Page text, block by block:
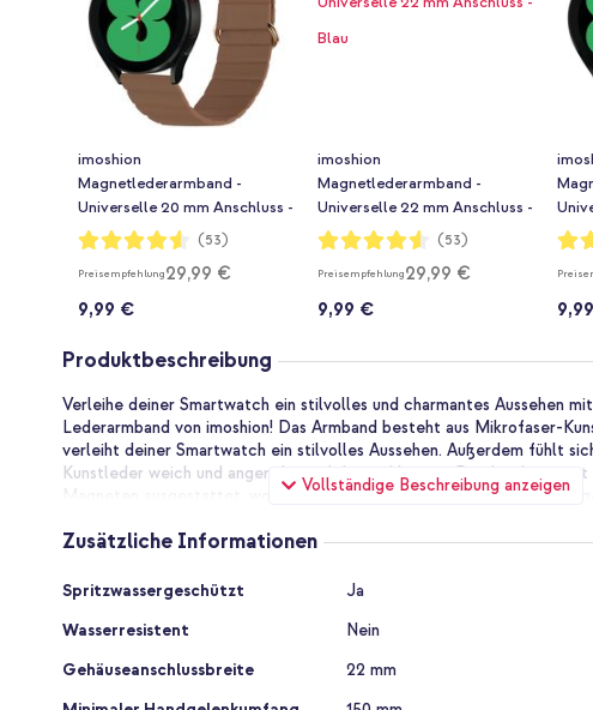
imoshion
Magnetlederarmband -
Universelle 20 mm Anschluss -
Braun
Bewertung:
91%
(53)
Preisempfehlung29,99 €
9,99 €
imoshion
Magnetlederarmband -
Universelle 22 mm Anschluss -
Blau
Bewertung:
91%
(53)
Preisempfehlung29,99 €
9,99 €
Blau
91%
Produktbeschreibung
Vollständige Beschreibung anzeigen
Verleihe deiner Smartwatch ein stilvolles und charmantes Aussehen
Lederarmband von imoshion! Das Armband besteht aus Mikrofaser-
verleiht deiner Smartwatch ein stilvolles Aussehen. Außerdem fühlt
Kunstleder weich und angenehm auf deiner Haut an. Darüber hinaus
Magneten ausgestattet, wodurch das Armband leicht an deinen
Das Uhrenarmband von imoshion ist ein stilvolles, charmantes
Außerdem fühlt sich das Mikrofaser-Kunstleder weich und angenehm
Starke Magnetverschluss
Das gesamte Band ist mit starken Magneten ausgestattet. Dadurch
Zusätzliche Informationen
Zusätzliche
Spritzwassergeschützt
Ja
Wasserresistent
Nein
Gehäuseanschlussbreite
22 mm